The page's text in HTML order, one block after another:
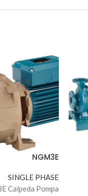
NGM3E
SINGLE PHASE
Calpeda Pompa